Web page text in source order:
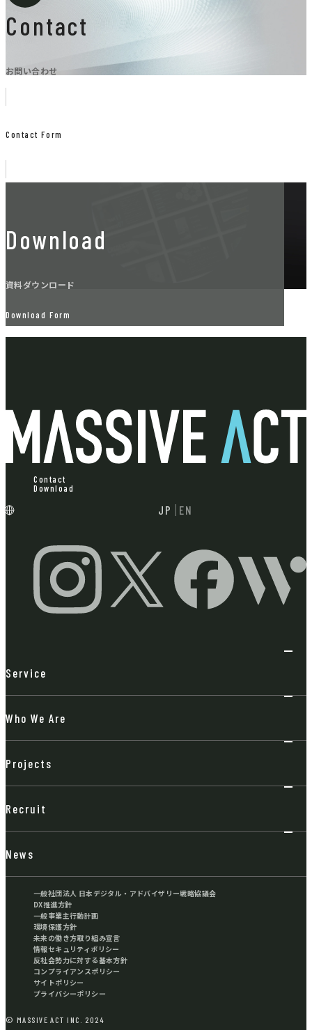
Contact
お問い合わせ
Contact Form
Download
資料ダウンロード
Download Form
Contact
Download
JP EN
Service
Who We Are
Projects
Recruit
News
一般社団法人 日本デジタル・アドバイザリー戦略協議会
DX推進方針
一般事業主行動計画
環境保護方針
未来の働き方取り組み宣言
情報セキュリティポリシー
反社会勢力に対する基本方針
コンプライアンスポリシー
サイトポリシー
プライバシーポリシー
© MASSIVE ACT INC. 2024